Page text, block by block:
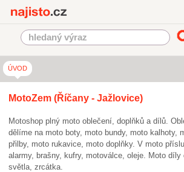
ÚVOD
MotoZem (Říčany - Jažlovice)
Motoshop plný moto oblečení, doplňků a dílů.
dělíme na moto boty, moto bundy, moto kalhoty,
přilby, moto rukavice, moto doplňky. V moto
alarmy, brašny, kufry, motoválce, oleje. Moto díly
světla, zrcátka.